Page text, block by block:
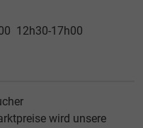
12h30-17h00
wird unsere